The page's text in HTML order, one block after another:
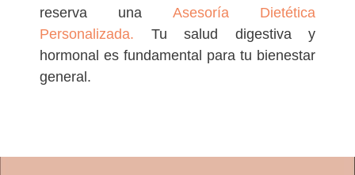
reserva una Asesoría Dietética
Personalizada. Tu salud digestiva y
hormonal es fundamental para tu bienestar
general.